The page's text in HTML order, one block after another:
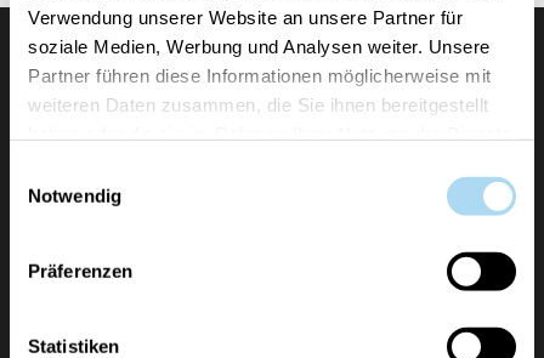
Verwendung unserer Website an unsere Partner für
soziale Medien, Werbung und Analysen weiter. Unsere
Partner führen diese Informationen möglicherweise mit
weiteren Daten zusammen, die Sie ihnen bereitgestellt
Notwendig
Präferenzen
Statistiken
La Spirig Kerzen AG, con sede a Weinfelden,
rappresenta i marchi Yankee Candle, Chesapeake
Bay Candle, WoodWick e Cerería Mollá come